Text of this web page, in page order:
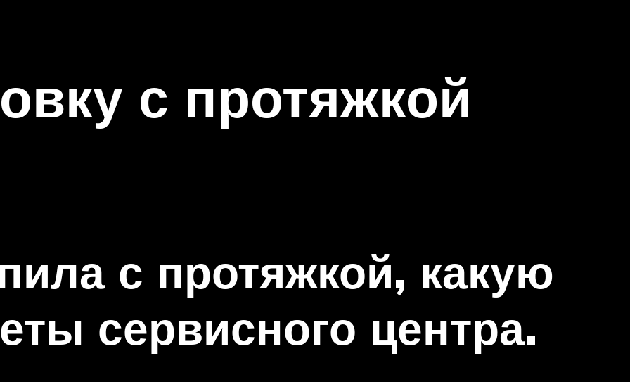
с протяжкой
с протяжкой, какую
сервисного центра.